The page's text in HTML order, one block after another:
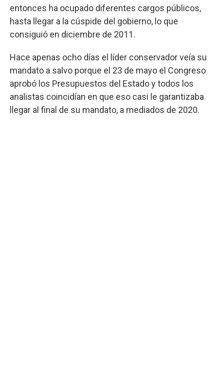
entonces ha ocupado diferentes cargos públicos,
hasta llegar a la cúspide del gobierno, lo que
consiguió en diciembre de 2011.
Hace apenas ocho días el líder conservador veía su
mandato a salvo porque el 23 de mayo el Congreso
aprobó los Presupuestos del Estado y todos los
analistas coincidían en que eso casi le garantizaba
llegar al final de su mandato, a mediados de 2020.